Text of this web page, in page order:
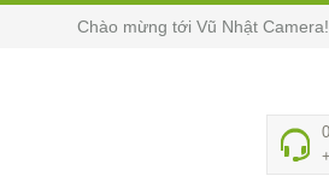
Chào mừng tới Vũ Nhật Camera!